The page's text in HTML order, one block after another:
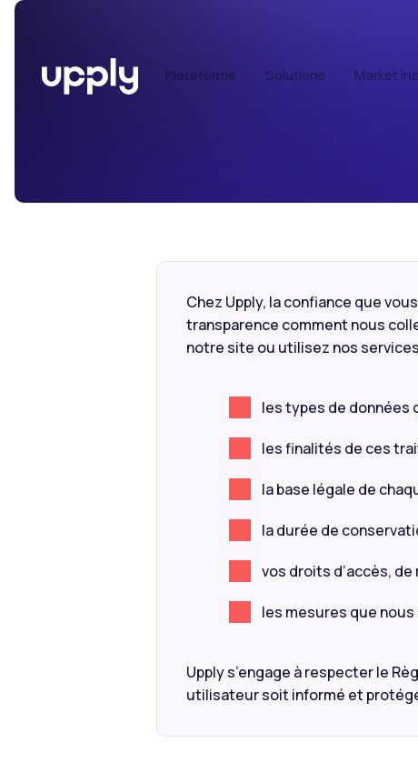
Plateforme Solutions Market
Chez Upply, la confiance que
transparence comment nous
notre site ou utilisez nos
les types de données
les finalités de ces
la base légale de
la durée de
vos droits d’accès,
les mesures que
Upply s’engage à respecter le
utilisateur soit informé et